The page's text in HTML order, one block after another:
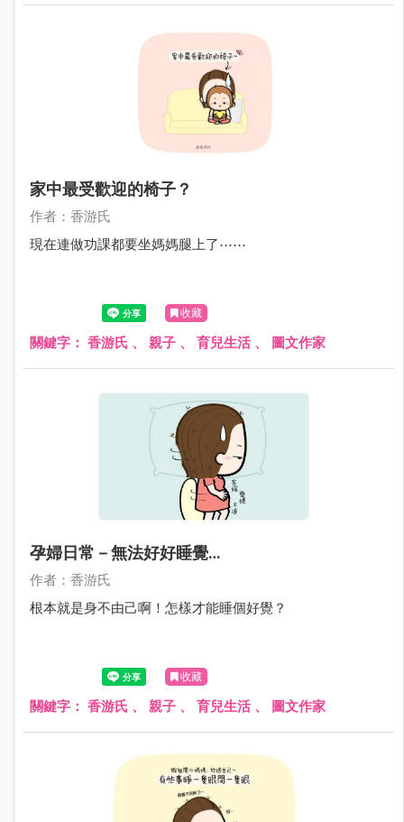
家中最受歡迎的椅子？
作者：香游氏
現在連做功課都要坐媽媽腿上了⋯⋯
收藏
關鍵字： 香游氏 、 親子 、 育兒生活、 圖文作家
孕婦日常－無法好好睡覺…
作者：香游氏
根本就是身不由己啊！怎樣才能睡個好覺？
收藏
關鍵字： 香游氏 、 親子 、 育兒生活、 圖文作家